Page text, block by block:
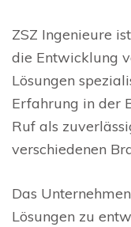
ZSZ Ingenieure
die Entwicklung
Lösungen
Erfahrung in der
Ruf als
verschiedenen
Das
Lösungen zu